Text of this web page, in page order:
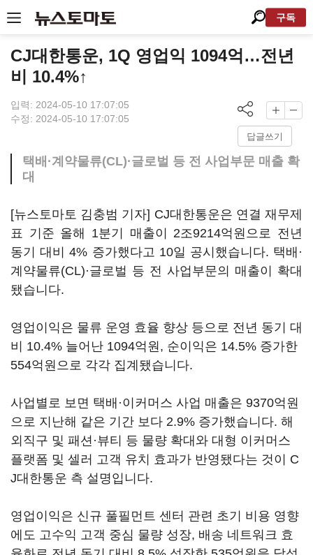
구독
CJ대한통운, 1Q 영업익 1094억…전년
비 10.4%↑
입력: 2024-05-10 17:07:05
수정: 2024-05-10 17:07:05
답글쓰기
택배·계약물류(CL)·글로벌 등 전 사업부문 매출 확
대
[뉴스토마토 김충범 기자] CJ대한통운은 연결 재무제
표 기준 올해 1분기 매출이 2조9214억원으로 전년
동기 대비 4% 증가했다고 10일 공시했습니다. 택배·
계약물류(CL)·글로벌 등 전 사업부문의 매출이 확대
됐습니다.
영업이익은 물류 운영 효율 향상 등으로 전년 동기 대
비 10.4% 늘어난 1094억원, 순이익은 14.5% 증가한
554억원으로 각각 집계됐습니다.
사업별로 보면 택배·이커머스 사업 매출은 9370억원
으로 지난해 같은 기간 보다 2.9% 증가했습니다. 해
외직구 및 패션·뷰티 등 물량 확대와 대형 이커머스
플랫폼 및 셀러 고객 유치 효과가 반영됐다는 것이 C
J대한통운 측 설명입니다.
영업이익은 신규 풀필먼트 센터 관련 초기 비용 영향
에도 고수익 고객 중심 물량 성장, 배송 네트워크 효